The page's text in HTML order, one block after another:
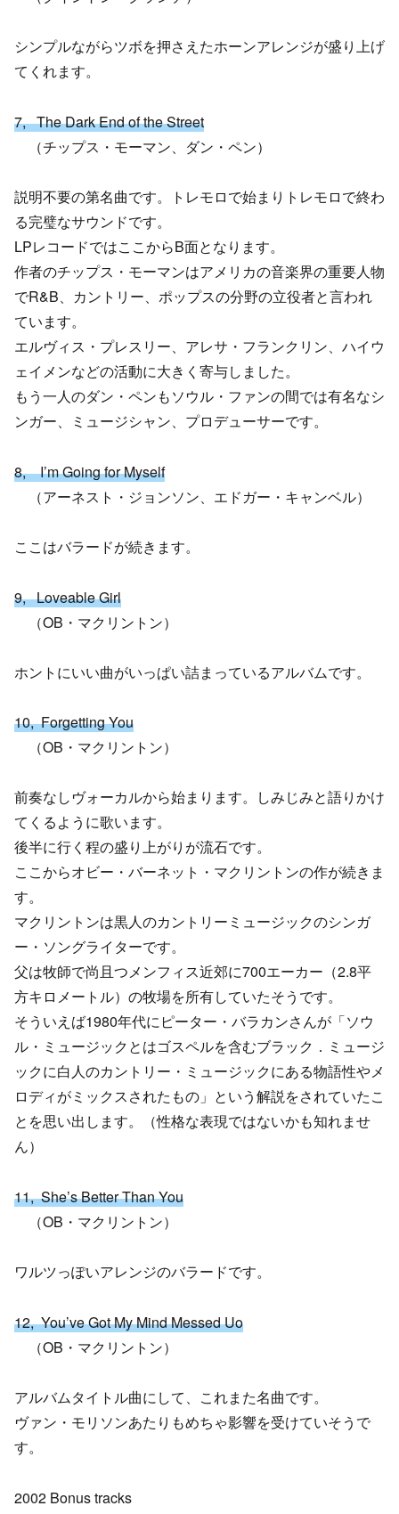
シンプルながらツボを押さえたホーンアレンジが盛り上げ
てくれます。
7, The Dark End of the Street
（チップス・モーマン、ダン・ペン）
説明不要の第名曲です。トレモロで始まりトレモロで終わ
る完璧なサウンドです。
LPレコードではここからB面となります。
作者のチップス・モーマンはアメリカの音楽界の重要人物
でR&B、カントリー、ポップスの分野の立役者と言われ
ています。
エルヴィス・プレスリー、アレサ・フランクリン、ハイウ
ェイメンなどの活動に大きく寄与しました。
もう一人のダン・ペンもソウル・ファンの間では有名なシ
ンガー、ミュージシャン、プロデューサーです。
8, I’m Going for Myself
（アーネスト・ジョンソン、エドガー・キャンベル）
ここはバラードが続きます。
9, Loveable Girl
（OB・マクリントン）
ホントにいい曲がいっぱい詰まっているアルバムです。
10, Forgetting You
（OB・マクリントン）
前奏なしヴォーカルから始まります。しみじみと語りかけ
てくるように歌います。
後半に行く程の盛り上がりが流石です。
ここからオビー・バーネット・マクリントンの作が続きま
す。
マクリントンは黒人のカントリーミュージックのシンガ
ー・ソングライターです。
父は牧師で尚且つメンフィス近郊に700エーカー（2.8平
方キロメートル）の牧場を所有していたそうです。
そういえば1980年代にピーター・バラカンさんが「ソウ
ル・ミュージックとはゴスペルを含むブラック．ミュージ
ックに白人のカントリー・ミュージックにある物語性やメ
ロディがミックスされたもの」という解説をされていたこ
とを思い出します。（性格な表現ではないかも知れませ
ん）
11, She’s Better Than You
（OB・マクリントン）
ワルツっぽいアレンジのバラードです。
12, You’ve Got My Mind Messed Uo
（OB・マクリントン）
アルバムタイトル曲にして、これまた名曲です。
ヴァン・モリソンあたりもめちゃ影響を受けていそうで
す。
2002 Bonus tracks